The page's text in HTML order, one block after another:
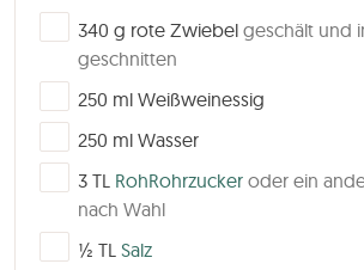
▢
340 g rote Zwiebel geschält und
geschnitten
▢
250 ml Weißweinessig
▢
250 ml Wasser
▢
3 TL RohRohrzucker oder ein
nach Wahl
▢
½ TL Salz